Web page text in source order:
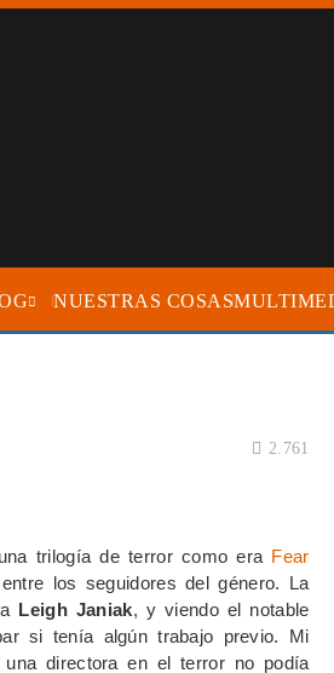
NUESTRAS COSAS
2.761
trilogía de terror como era Fear
los seguidores del género. La
Leigh Janiak, y viendo el notable
si tenía algún trabajo previo. Mi
directora en el terror no podía